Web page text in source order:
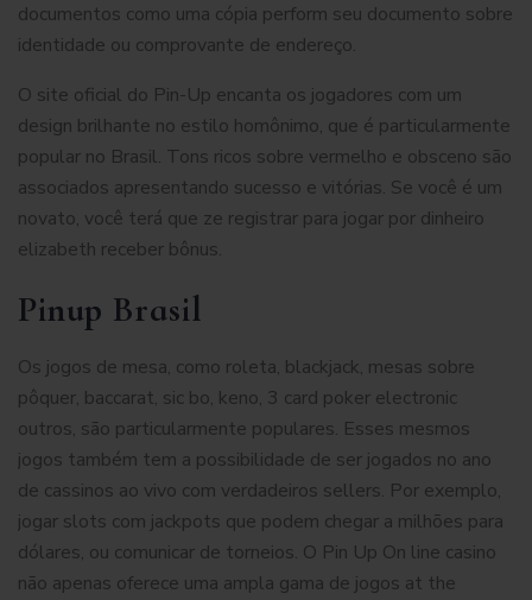
documentos como uma cópia perform seu documento sobre
identidade ou comprovante de endereço.
O site oficial do Pin-Up encanta os jogadores com um
design brilhante no estilo homônimo, que é particularmente
popular no Brasil. Tons ricos sobre vermelho e obsceno são
associados apresentando sucesso e vitórias. Se você é um
novato, você terá que ze registrar para jogar por dinheiro
elizabeth receber bônus.
Pinup Brasil
Os jogos de mesa, como roleta, blackjack, mesas sobre
pôquer, baccarat, sic bo, keno, 3 card poker electronic
outros, são particularmente populares. Esses mesmos
jogos também tem a possibilidade de ser jogados no ano
de cassinos ao vivo com verdadeiros sellers. Por exemplo,
jogar slots com jackpots que podem chegar a milhões para
dólares, ou comunicar de torneios. O Pin Up On line casino
não apenas oferece uma ampla gama de jogos at the